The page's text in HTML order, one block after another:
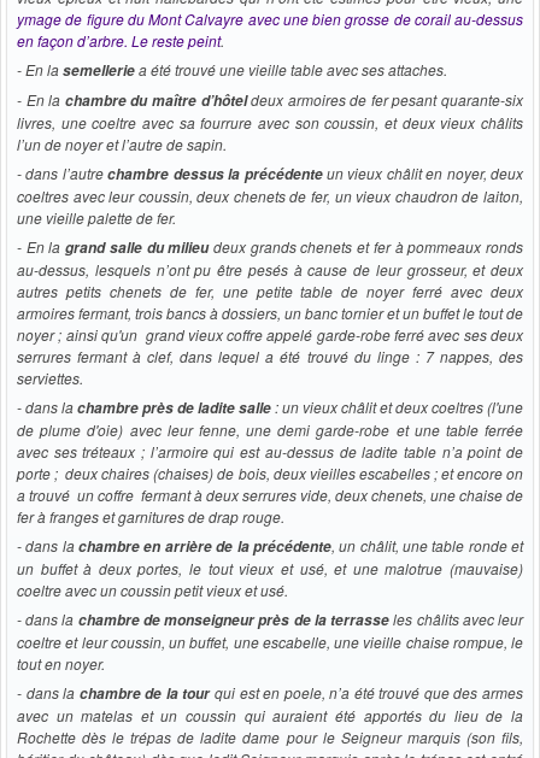
ymage de figure du Mont Calvayre avec une bien grosse de corail au-dessus
en façon d’arbre. Le reste peint.
- En lasemelleriea été trouvé une vieille table avec ses attaches.
- En la chambre du maître d’hôteldeux armoires de fer pesant quarante-six
livres, une coeltre avec sa fourrure avec son coussin, et deux vieux châlits
l’un de noyer et l’autre de sapin.
- dans l’autrechambre dessus la précédenteun vieux châlit en noyer, deux
coeltres avec leur coussin, deux chenets de fer, un vieux chaudron de laiton,
une vieille palette de fer.
- En lagrand salle du milieudeux grands chenets et fer à pommeaux ronds
au-dessus, lesquels n’ont pu être pesés à cause de leur grosseur, et deux
autres petits chenets de fer, une petite table de noyer ferré avec deux
armoires fermant, trois bancs à dossiers, un banc tornier et un buffet le tout de
noyer ; ainsi qu'un grand vieux coffre appelé garde-robe ferré avec ses deux
serrures fermant à clef, dans lequel a été trouvé du linge : 7 nappes, des
serviettes.
- dans lachambre près de ladite salle : un vieux châlit et deux coeltres (l'une
de plume d'oie) avec leur fenne, une demi garde-robe et une table ferrée
avec ses tréteaux ; l’armoire qui est au-dessus de ladite table n’a point de
porte ; deuxchaires(chaises) de bois, deux vieilles escabelles ; et encore on
a trouvé un coffre fermant à deux serrures vide, deux chenets, une chaise de
fer à franges et garnitures de drap rouge.
- dans lachambre en arrière de la précédente, un châlit, une table ronde et
un buffet à deux portes, le tout vieux et usé, et une malotrue (mauvaise)
coeltre avec un coussin petit vieux et usé.
- dans la chambre de monseigneur près de la terrasseles châlits avec leur
coeltre et leur coussin, un buffet, une escabelle, une vieille chaise rompue, le
tout en noyer.
- dans la chambre de la tourqui est en poele, n’a été trouvé que des armes
avec un matelas et un coussin qui auraient été apportés du lieu de la
Rochette dès le trépas de ladite dame pour le Seigneur marquis (son fils,